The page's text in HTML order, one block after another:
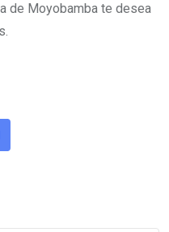
de Moyobamba te desea